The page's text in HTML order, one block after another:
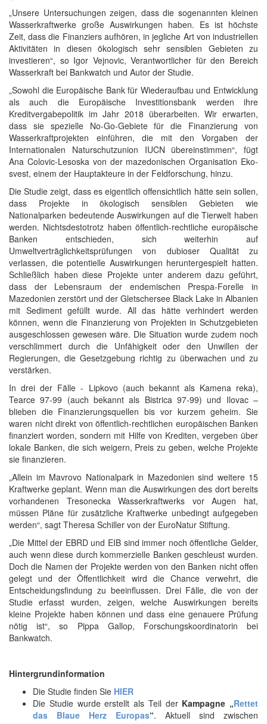
„Unsere Untersuchungen zeigen, dass die sogenannten kleinen
Wasserkraftwerke große Auswirkungen haben. Es ist höchste
Zeit, dass die Finanziers aufhören, in jegliche Art von industriellen
Aktivitäten in diesen ökologisch sehr sensiblen Gebieten zu
investieren“, so Igor Vejnovic, Verantwortlicher für den Bereich
Wasserkraft bei Bankwatch und Autor der Studie.
„Sowohl die Europäische Bank für Wiederaufbau und Entwicklung
als auch die Europäische Investitionsbank werden ihre
Kreditvergabepolitik im Jahr 2018 überarbeiten. Wir erwarten,
dass sie spezielle No-Go-Gebiete für die Finanzierung von
Wasserkraftprojekten einführen, die mit den Vorgaben der
Internationalen Naturschutzunion IUCN übereinstimmen“, fügt
Ana Colovic-Lesoska von der mazedonischen Organisation Eko-
svest, einem der Hauptakteure in der Feldforschung, hinzu.
Die Studie zeigt, dass es eigentlich offensichtlich hätte sein sollen,
dass Projekte in ökologisch sensiblen Gebieten wie
Nationalparken bedeutende Auswirkungen auf die Tierwelt haben
werden. Nichtsdestotrotz haben öffentlich-rechtliche europäische
Banken entschieden, sich weiterhin auf
Umweltverträglichkeitsprüfungen von dubioser Qualität zu
verlassen, die potentielle Auswirkungen heruntergespielt hatten.
Schließlich haben diese Projekte unter anderem dazu geführt,
dass der Lebensraum der endemischen Prespa-Forelle in
Mazedonien zerstört und der Gletschersee Black Lake in Albanien
mit Sediment gefüllt wurde. All das hätte verhindert werden
können, wenn die Finanzierung von Projekten in Schutzgebieten
ausgeschlossen gewesen wäre. Die Situation wurde zudem noch
verschlimmert durch die Unfähigkeit oder den Unwillen der
Regierungen, die Gesetzgebung richtig zu überwachen und zu
verstärken.
In drei der Fälle - Lipkovo (auch bekannt als Kamena reka),
Tearce 97-99 (auch bekannt als Bistrica 97-99) und Ilovac –
blieben die Finanzierungsquellen bis vor kurzem geheim. Sie
waren nicht direkt von öffentlich-rechtlichen europäischen Banken
finanziert worden, sondern mit Hilfe von Krediten, vergeben über
lokale Banken, die sich weigern, Preis zu geben, welche Projekte
sie finanzieren.
„Allein im Mavrovo Nationalpark in Mazedonien sind weitere 15
Kraftwerke geplant. Wenn man die Auswirkungen des dort bereits
vorhandenen Tresonecka Wasserkraftwerks vor Augen hat,
müssen Pläne für zusätzliche Kraftwerke unbedingt aufgegeben
werden“, sagt Theresa Schiller von der EuroNatur Stiftung.
„Die Mittel der EBRD und EIB sind immer noch öffentliche Gelder,
auch wenn diese durch kommerzielle Banken geschleust wurden.
Doch die Namen der Projekte werden von den Banken nicht offen
gelegt und der Öffentlichkeit wird die Chance verwehrt, die
Entscheidungsfindung zu beeinflussen. Drei Fälle, die von der
Studie erfasst wurden, zeigen, welche Auswirkungen bereits
kleine Projekte haben können und dass eine genauere Prüfung
nötig ist“, so Pippa Gallop, Forschungskoordinatorin bei
Bankwatch.
Hintergrundinformation
Die Studie finden Sie HIER
Die Studie wurde erstellt als Teil der Kampagne „Rettet
das Blaue Herz Europas“. Aktuell sind zwischen